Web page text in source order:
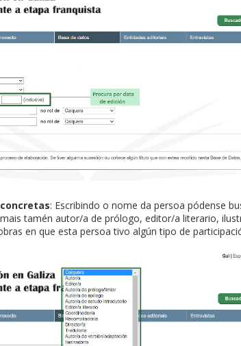
: Escribindo o nome da persoa pódense
tamén autor/a de prólogo, editor/a literario,
en que esta persoa tivo algún tipo de